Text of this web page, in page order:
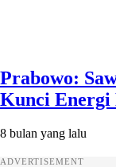
Prabowo:
Kunci Energi
8 bulan yang lalu
ADVERTISEMENT